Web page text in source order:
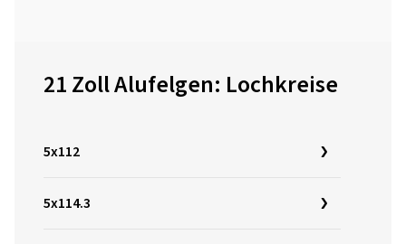
21 Zoll Alufelgen: Lochkreise
5x112
5x114.3